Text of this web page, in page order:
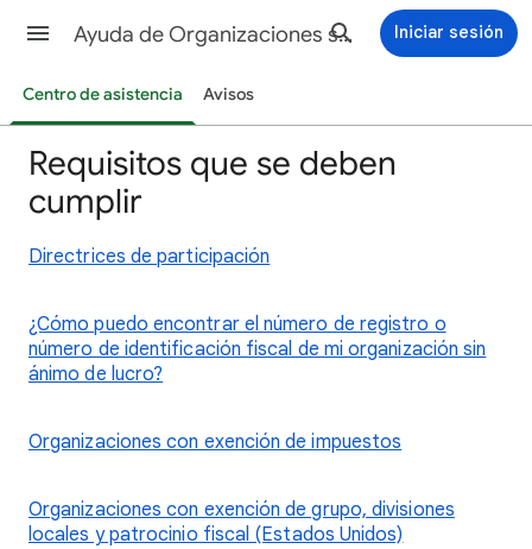
Ayuda de Organizaciones sin ánimo de lucro Iniciar sesión
Centro de asistencia Avisos
Requisitos que se deben
cumplir
Directrices de participación
¿Cómo puedo encontrar el número de registro o
número de identificación fiscal de mi organización sin
ánimo de lucro?
Organizaciones con exención de impuestos
Organizaciones con exención de grupo, divisiones
locales y patrocinio fiscal (Estados Unidos)